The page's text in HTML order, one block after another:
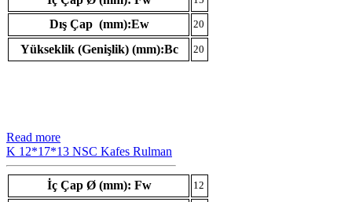
Dış Çap (mm):Ew 20
Yükseklik (Genişlik) (mm):Bc 20
Read more
K 12*17*13 NSC Kafes Rulman
İç Çap Ø (mm): Fw 12